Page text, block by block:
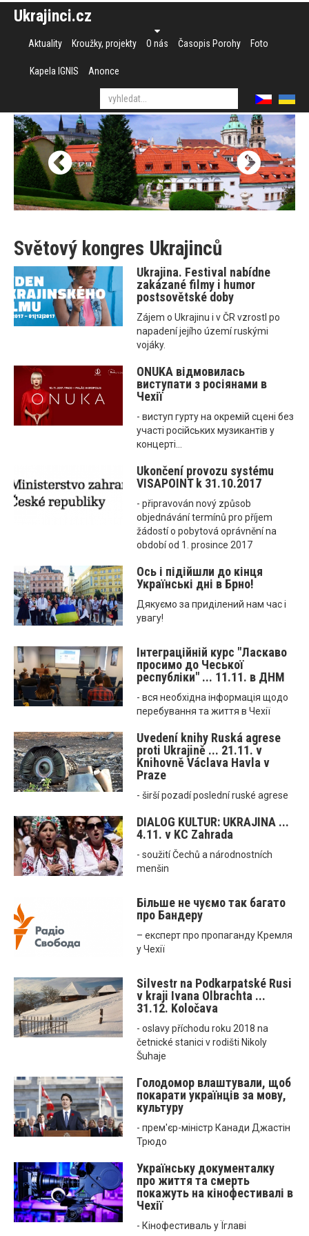
Ukrajinci.cz
Aktuality Kroužky, projekty O nás Časopis Porohy Foto
Kapela IGNIS Anonce
Světový kongres Ukrajinců
Ukrajina. Festival nabídne
zakázané filmy i humor
postsovětské doby
Zájem o Ukrajinu i v ČR vzrostl po
napadení jejího území ruskými
vojáky.
ONUKA відмовилась
виступати з росіянами в
Чехії
- виступ гурту на окремій сцені без
участі російських музикантів у
концерті...
Ukončení provozu systému
VISAPOINT k 31.10.2017
- připravován nový způsob
objednávání termínů pro příjem
žádostí o pobytová oprávnění na
období od 1. prosince 2017
Ось і підійшли до кінця
Українські дні в Брно!
Дякуємо за приділений нам час і
увагу!
Інтеграційній курс "Ласкаво
просимо до Чеської
республіки" ... 11.11. в ДНМ
- вся необхідна інформація щодо
перебування та життя в Чехії
Uvedení knihy Ruská agrese
proti Ukrajině ... 21.11. v
Knihovně Václava Havla v
Praze
- širší pozadí poslední ruské agrese
DIALOG KULTUR: UKRAJINA ...
4.11. v KC Zahrada
- soužití Čechů a národnostních
menšin
Більше не чуємо так багато
про Бандеру
– експерт про пропаганду Кремля
у Чехії
Silvestr na Podkarpatské Rusi
v kraji Ivana Olbrachta ...
31.12. Koločava
- oslavy příchodu roku 2018 na
četnické stanici v rodišti Nikoly
Šuhaje
Голодомор влаштували, щоб
покарати українців за мову,
культуру
- прем'єр-міністр Канади Джастін
Трюдо
Українську документалку
про життя та смерть
покажуть на кінофестивалі в
Чехії
- Кінофестиваль у Їглаві